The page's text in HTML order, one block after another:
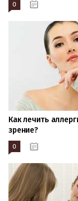
0
Как лечить
зрение?
0